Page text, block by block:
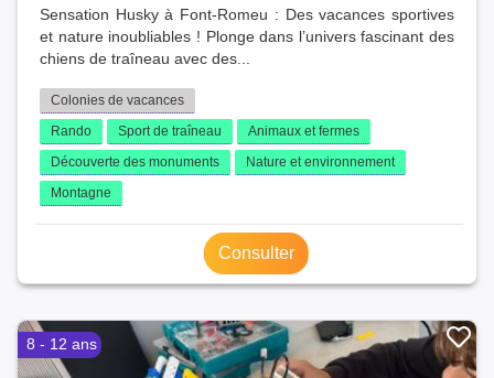
Sensation Husky à Font-Romeu : Des vacances sportives
et nature inoubliables ! Plonge dans l’univers fascinant des
chiens de traîneau avec des...
Colonies de vacances
Rando
Sport de traîneau
Animaux et fermes
Découverte des monuments
Nature et environnement
Montagne
Consulter
8 - 12 ans